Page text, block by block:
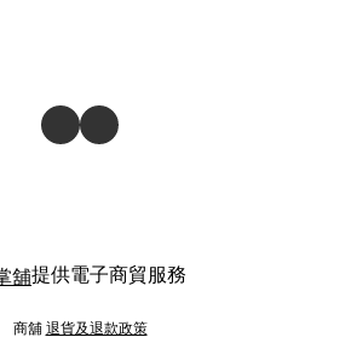
提供電子商貿服務
商舖 退貨及退款政策